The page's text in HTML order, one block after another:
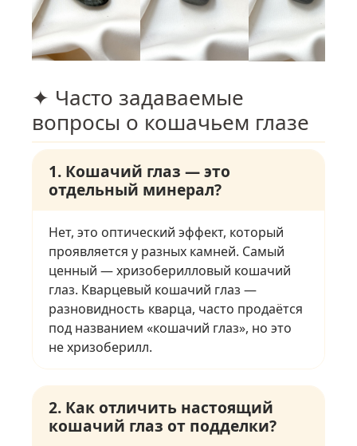
✦ Часто задаваемые
вопросы о кошачьем глазе
1. Кошачий глаз — это
отдельный минерал?
Нет, это оптический эффект, который
проявляется у разных камней. Самый
ценный — хризоберилловый кошачий
глаз. Кварцевый кошачий глаз —
разновидность кварца, часто продаётся
под названием «кошачий глаз», но это
не хризоберилл.
2. Как отличить настоящий
кошачий глаз от подделки?